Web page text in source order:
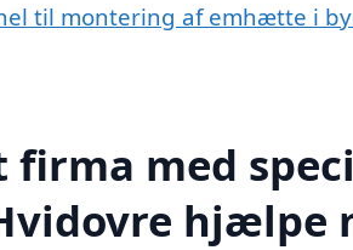
til montering af emhætte i
firma med
hjælpe